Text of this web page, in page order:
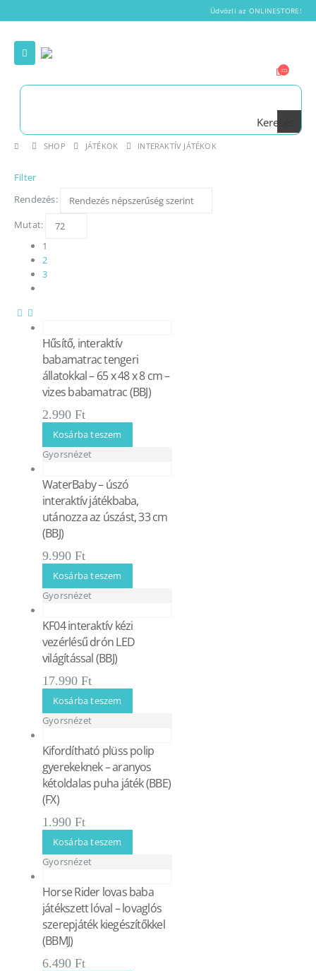
Üdvözli az ONLINESTORE!
Keresés
SHOP JÁTÉKOK INTERAKTÍV JÁTÉKOK
Filter
Rendezés:
Mutat:
1
2
3
Hűsítő, interaktív
babamatrac tengeri
állatokkal – 65 x 48 x 8 cm –
vizes babamatrac (BBJ)
2.990 Ft
Kosárba teszem
Gyorsnézet
WaterBaby – úszó
interaktív játékbaba,
utánozza az úszást, 33 cm
(BBJ)
9.990 Ft
Kosárba teszem
Gyorsnézet
KF04 interaktív kézi
vezérlésű drón LED
világítással (BBJ)
17.990 Ft
Kosárba teszem
Gyorsnézet
Kifordítható plüss polip
gyerekeknek – aranyos
kétoldalas puha játék (BBE)
(FX)
1.990 Ft
Kosárba teszem
Gyorsnézet
Horse Rider lovas baba
játékszett lóval – lovaglós
szerepjáték kiegészítőkkel
(BBMJ)
6.490 Ft